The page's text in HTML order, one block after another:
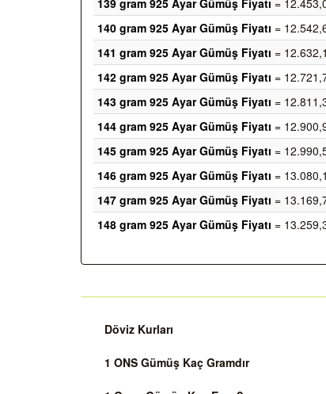
139 gram 925 Ayar Gümüş Fiyatı =
140 gram 925 Ayar Gümüş Fiyatı =
141 gram 925 Ayar Gümüş Fiyatı =
142 gram 925 Ayar Gümüş Fiyatı =
143 gram 925 Ayar Gümüş Fiyatı =
144 gram 925 Ayar Gümüş Fiyatı =
145 gram 925 Ayar Gümüş Fiyatı =
146 gram 925 Ayar Gümüş Fiyatı =
147 gram 925 Ayar Gümüş Fiyatı =
148 gram 925 Ayar Gümüş Fiyatı =
Döviz Kurları
1 ONS Gümüş Kaç Gramdır